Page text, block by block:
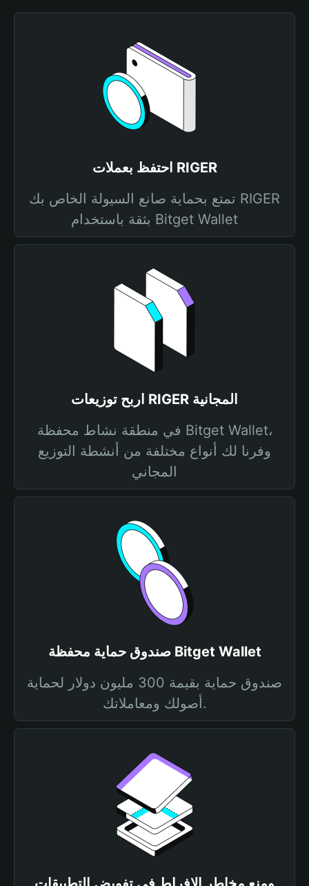
احتفظ بعملات RIGER
تمتع بحماية صانع السيولة الخاص بك RIGER
بثقة باستخدام Bitget Wallet
اربح توزيعات RIGER المجانية
في منطقة نشاط محفظة Bitget Wallet،
وفرنا لك أنواع مختلفة من أنشطة التوزيع
المجاني
صندوق حماية محفظة Bitget Wallet
صندوق حماية بقيمة 300 مليون دولار لحماية
أصولك ومعاملاتك.